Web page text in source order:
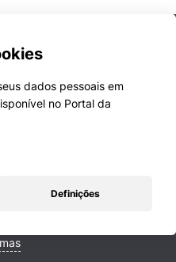
dados pessoais em
no Portal da
Definições